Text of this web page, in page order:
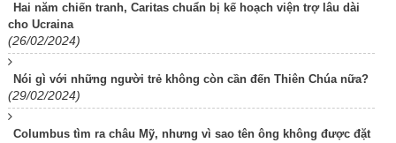
Hai năm chiến tranh, Caritas chuẩn bị kế hoạch viện trợ lâu dài
cho Ucraina
(26/02/2024)
Nói gì với những người trẻ không còn cần đến Thiên Chúa nữa?
(29/02/2024)
Columbus tìm ra châu Mỹ, nhưng vì sao tên ông không được đặt